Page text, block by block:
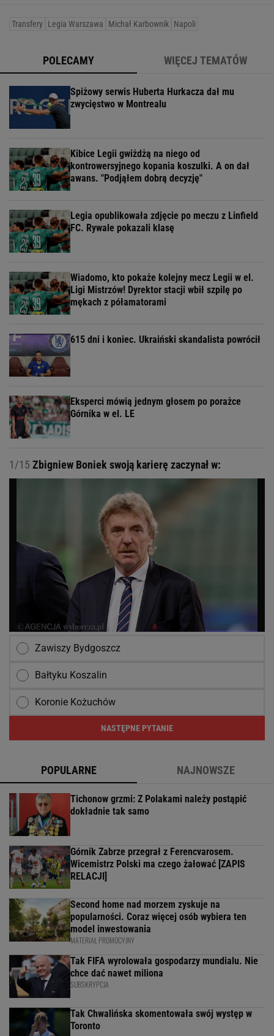
Transfery Legia Warszawa Michał Karbownik Napoli
POLECAMY WIĘCEJ TEMATÓW
Spiżowy serwis Huberta Hurkacza dał mu
zwycięstwo w Montrealu
Kibice Legii gwiżdżą na niego od
kontrowersyjnego kopania koszulki. A on dał
awans. "Podjąłem dobrą decyzję"
Legia opublikowała zdjęcie po meczu z Linfield
FC. Rywale pokazali klasę
Wiadomo, kto pokaże kolejny mecz Legii w el.
Ligi Mistrzów! Dyrektor stacji wbił szpilę po
mękach z półamatorami
615 dni i koniec. Ukraiński skandalista powrócił
Eksperci mówią jednym głosem po porażce
Górnika w el. LE
1/15 Zbigniew Boniek swoją karierę zaczynał w:
Zawiszy Bydgoszcz
Bałtyku Koszalin
Koronie Kożuchów
NASTĘPNE PYTANIE
POPULARNE NAJNOWSZE
Tichonow grzmi: Z Polakami należy postąpić
dokładnie tak samo
Górnik Zabrze przegrał z Ferencvarosem.
Wicemistrz Polski ma czego żałować [ZAPIS
RELACJI]
Second home nad morzem zyskuje na
popularności. Coraz więcej osób wybiera ten
model inwestowania
MATERIAŁ PROMOCYJNY
Tak FIFA wyrolowała gospodarzy mundialu. Nie
chce dać nawet miliona
SUBSKRYPCJA
Tak Chwalińska skomentowała swój występ w
Toronto